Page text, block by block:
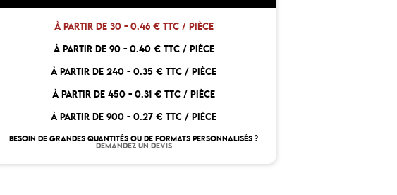
À PARTIR DE 30 - 0.46 € TTC / PIÈCE
À PARTIR DE 90 - 0.40 € TTC / PIÈCE
À PARTIR DE 240 -0.35 € TTC / PIÈCE
À PARTIR DE 450 -0.31 € TTC / PIÈCE
À PARTIR DE 900 -0.27 € TTC / PIÈCE
BESOIN DE GRANDES QUANTITÉS OU DE FORMATS PERSONNALISÉS ?
DEMANDEZ UN DEVIS